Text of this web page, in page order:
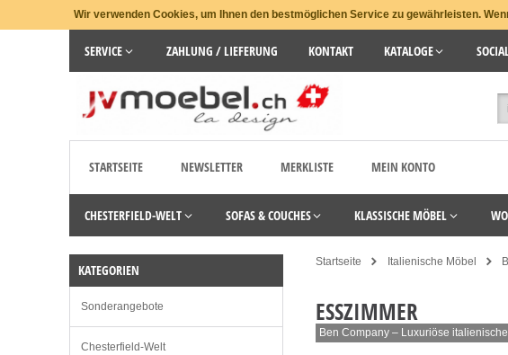
Wir verwenden Cookies, um Ihnen den bestmöglichen Service zu gewährleisten.
SERVICE ZAHLUNG / LIEFERUNG KONTAKT KATALOGE
STARTSEITE NEWSLETTER MERKLISTE MEIN KONTO
CHESTERFIELD-WELT SOFAS & COUCHES KLASSISCHE MÖBEL
Startseite Italienische Möbel
ESSZIMMER
Ben Company – Luxuriöse
KATEGORIEN
Sonderangebote
Chesterfield-Welt